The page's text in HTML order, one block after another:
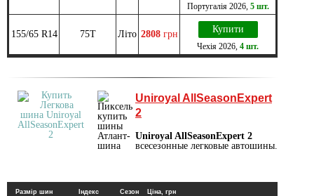
Португалія2026, 5 шт.
155/65 R14 75T Літо 2808 грн Купити
Чехія 2026 4 шт.
Uniroyal AllSeasonExpert
2
Uniroyal AllSeasonExpert 2
всесезонные легковые автошины.
Размір шин Індекс Сезон Ціна, грн